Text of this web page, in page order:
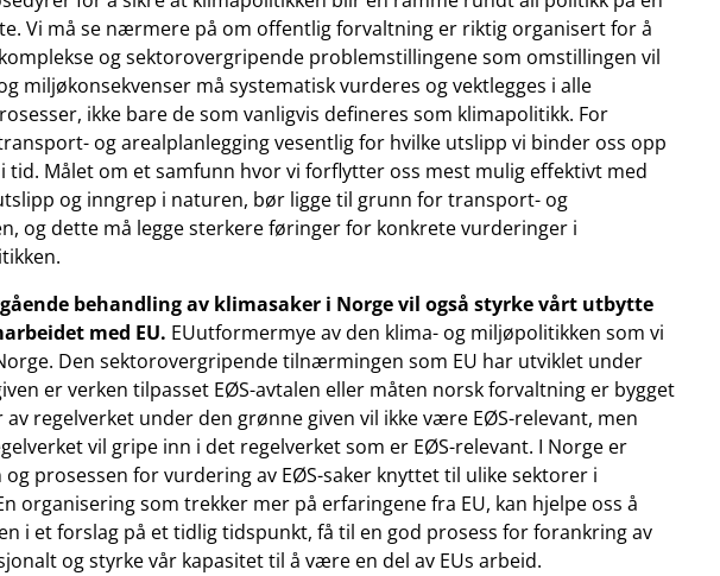
Vi må se nærmere på om offentlig forvaltning er riktig organisert for å
og sektorovergripende problemstillingene som omstillingen vil
miljøkonsekvenser må systematisk vurderes og vektlegges i alle
ikke bare de som vanligvis defineres som klimapolitikk. For
og arealplanlegging vesentlig for hvilke utslipp vi binder oss opp
tid. Målet om et samfunn hvor vi forflytter oss mest mulig effektivt med
og inngrep i naturen, bør ligge til grunn for transport- og
og dette må legge sterkere føringer for konkrete vurderinger i
behandling av klimasaker i Norge vil også styrke vårt utbytte
med EU. EUutformermye av den klima- og miljøpolitikken som vi
Den sektorovergripende tilnærmingen som EU har utviklet under
er verken tilpasset EØS-avtalen eller måten norsk forvaltning er bygget
av regelverket under den grønne given vil ikke være EØS-relevant, men
vil gripe inn i det regelverket som er EØS-relevant. I Norge er
prosessen for vurdering av EØS-saker knyttet til ulike sektorer i
organisering som trekker mer på erfaringene fra EU, kan hjelpe oss å
i et forslag på et tidlig tidspunkt, få til en god prosess for forankring av
og styrke vår kapasitet til å være en del av EUs arbeid.